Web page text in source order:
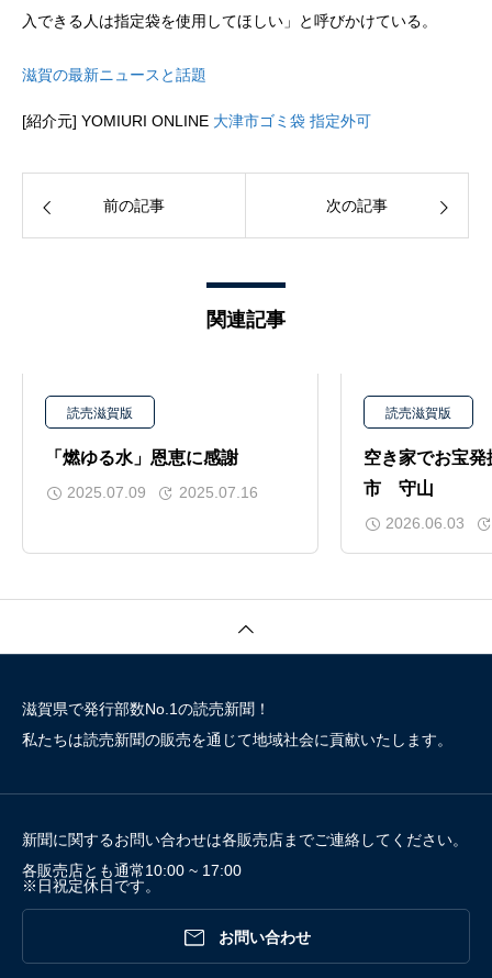
入できる人は指定袋を使用してほしい」と呼びかけている。
滋賀の最新ニュースと話題
[紹介元] YOMIURI ONLINE 大津市ゴミ袋 指定外可
前の記事 次の記事
関連記事
読売滋賀版
「燃ゆる水」恩恵に感謝
2025.07.09 2025.07.16
読売滋賀版
空き家でお宝
市 守山
2026.06.03
滋賀県で発行部数No.1の読売新聞！
私たちは読売新聞の販売を通じて地域社会に貢献いたします。
新聞に関するお問い合わせは各販売店までご連絡してください。
各販売店とも通常10:00 ~ 17:00
※日祝定休日です。
 お問い合わせ